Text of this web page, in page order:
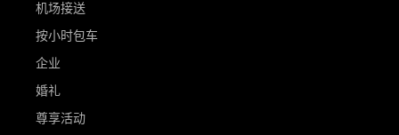
机场接送
按小时包车
企业
婚礼
尊享活动